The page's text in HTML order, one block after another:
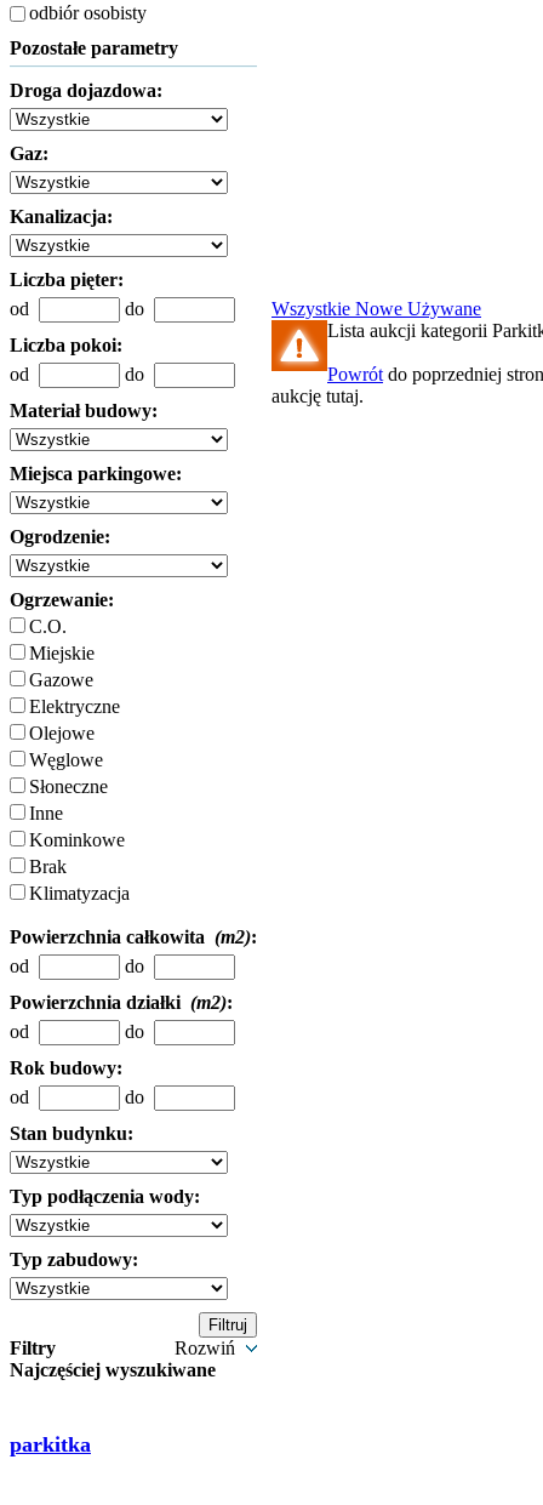
odbiór osobisty
Pozostałe parametry
Droga dojazdowa:
Gaz:
Kanalizacja:
Liczba pięter:
od
do
Liczba pokoi:
od
do
Materiał budowy:
Miejsca parkingowe:
Ogrodzenie:
Ogrzewanie:
C.O.
Miejskie
Gazowe
Elektryczne
Olejowe
Węglowe
Słoneczne
Inne
Kominkowe
Brak
Klimatyzacja
Powierzchnia całkowita (m2):
od
do
Powierzchnia działki (m2):
od
do
Rok budowy:
od
do
Stan budynku:
Typ podłączenia wody:
Typ zabudowy:
Filtry
Rozwiń
Najczęściej wyszukiwane
parkitka
Wszystkie Nowe Używane
Lista aukcji kategorii
Powrót do poprzedniej
aukcję tutaj.